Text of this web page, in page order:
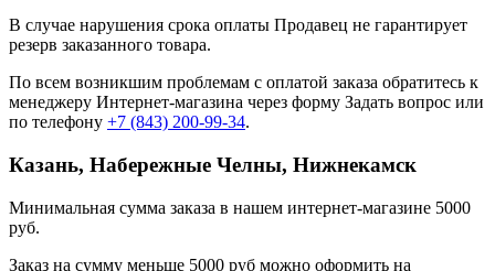
В случае нарушения срока оплаты Продавец не гарантирует
резерв заказанного товара.
По всем возникшим проблемам с оплатой заказа обратитесь к
менеджеру Интернет-магазина через форму Задать вопрос или
по телефону +7 (843) 200-99-34.
Казань, Набережные Челны, Нижнекамск
Минимальная сумма заказа в нашем интернет-магазине 5000
руб.
Заказ на сумму меньше 5000 руб можно оформить на